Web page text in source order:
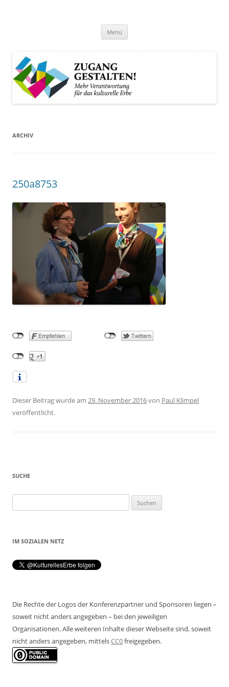
Menü
ARCHIV
250a8753
Dieser Beitrag wurde am 29. November 2016von Paul Klimpel
veröffentlicht.
SUCHE
nach:
IM SOZIALEN NETZ
Die Rechte der Logos der Konferenzpartner und Sponsoren liegen –
soweit nicht anders angegeben – bei den jeweiligen
Organisationen. Alle weiteren Inhalte dieser Webseite sind, soweit
nicht anders angegeben, mittelsCC0freigegeben.